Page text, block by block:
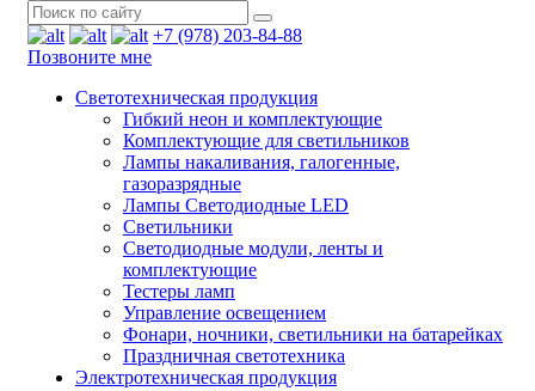
+7 (978) 203-84-88
Позвоните мне
Светотехническая продукция
Гибкий неон и комплектующие
Комплектующие для светильников
Лампы накаливания, галогенные,
газоразрядные
Лампы Светодиодные LED
Светильники
Светодиодные модули, ленты и
комплектующие
Тестеры ламп
Управление освещением
Фонари, ночники, светильники на батарейках
Праздничная светотехника
Электротехническая продукция